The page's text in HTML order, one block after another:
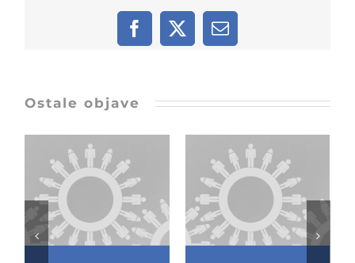
Facebook
X Email:
Ostale objave